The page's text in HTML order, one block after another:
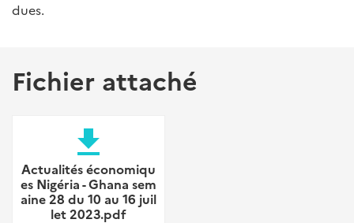
dues.
Fichier attaché
file_download
Actualités économiqu
es Nigéria - Ghana sem
aine 28 du 10 au 16 juil
let 2023.pdf